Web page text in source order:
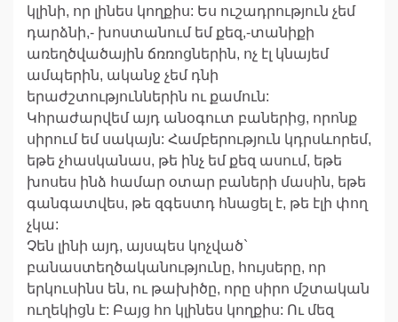
կլինի, որ լինես կողքիս: Ես ուշադրություն չեմ
դարձնի,- խոստանում եմ քեզ,-տանիքի
առեղծվածային ճռռոցներին, ոչ էլ կնայեմ
ամպերին, ականջ չեմ դնի
երաժշտություններին ու քամուն:
Կհրաժարվեմ այդ անօգուտ բաներից, որոնք
սիրում եմ սակայն: Համբերություն կդրսևորեմ,
եթե չհասկանաս, թե ինչ եմ քեզ ասում, եթե
խոսես ինձ համար օտար բաների մասին, եթե
գանգատվես, թե զգեստդ հնացել է, թե էլի փող
չկա:
Չեն լինի այդ, այսպես կոչված`
բանաստեղծականությունը, հույսերը, որ
երկուսինս են, ու թախիծը, որը սիրո մշտական
ուղեկիցն է: Բայց հո կլինես կողքիս: Ու մեզ